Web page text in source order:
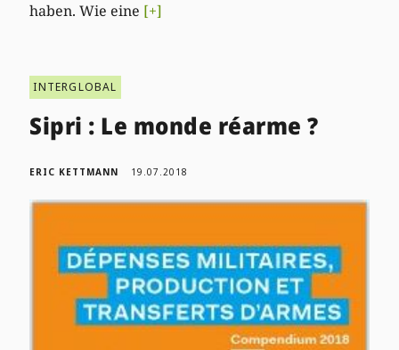
haben. Wie eine [+]
INTERGLOBAL
Sipri : Le monde réarme ?
ERIC KETTMANN 19.07.2018